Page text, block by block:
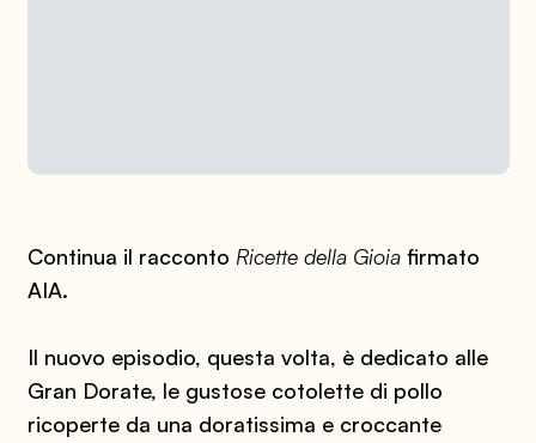
Continua il racconto Ricette della Gioiafirmato
AIA.
Il nuovo episodio, questa volta, è dedicato alle
Gran Dorate, le gustose cotolette di pollo
ricoperte da una doratissima e croccante